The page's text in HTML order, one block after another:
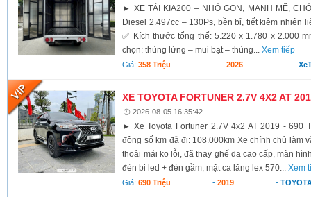
► XE TẢI KIA200 – NHỎ GỌN, MẠNH MẼ,
Diesel 2.497cc – 130Ps, bền bỉ, tiết kiệm nhiên
✅ Kích thước tổng thể: 5.220 x 1.780 x 2.000
chọn: thùng lửng – mui bạt – thùng...Xem tiếp
Giá:358 Triệu -2026 -
XE TOYOTA FORTUNER 2.7V 4X2 AT
2026-08-05 16:35:42
► Xe Toyota Fortuner 2.7V 4x2 AT 2019 - 690
động số km đã đi: 108.000km Xe chính chủ làm
thoải mái ko lỗi, đã thay ghế da cao cấp, màn
đèn bi led + đèn gầm, mặt ca lăng lex 570...Xem
Giá:690 Triệu -2019 -